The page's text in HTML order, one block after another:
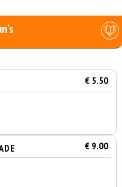
€ 5.50
€ 9.00